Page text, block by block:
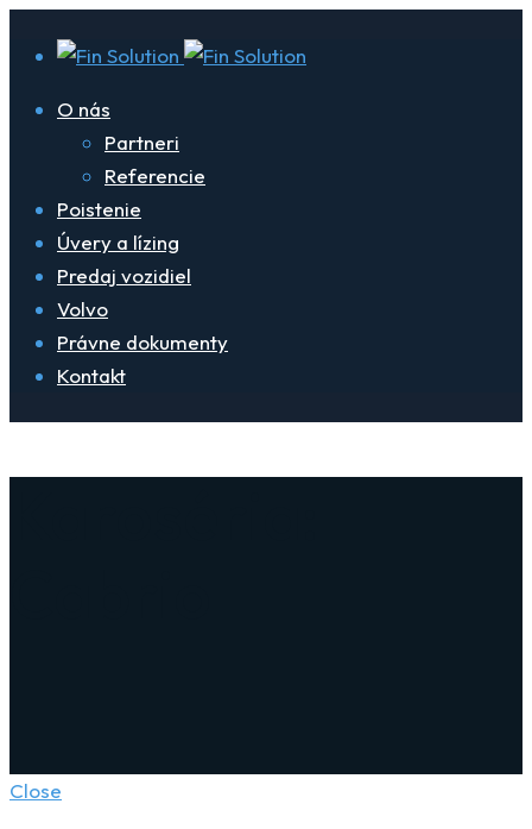
O nás
Partneri
Referencie
Poistenie
Úvery a lízing
Predaj vozidiel
Volvo
Právne dokumenty
Kontakt
Close